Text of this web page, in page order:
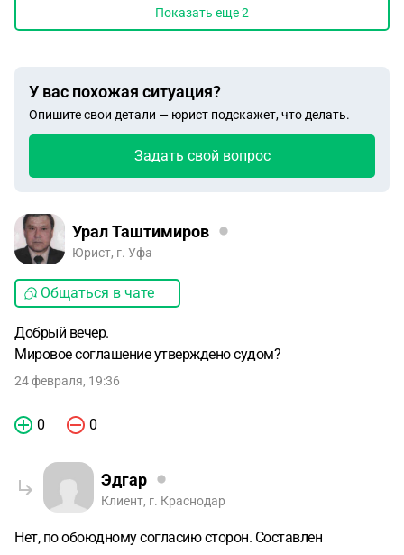
Показать еще2
У вас похожая ситуация?
Опишите свои детали — юрист подскажет, что делать.
Задать свой вопрос
Урал Таштимиров
Юрист, г. Уфа
Общаться в чате
Добрый вечер.
Мировое соглашение утверждено судом?
24 февраля, 19:36
0 0
Эдгар
Клиент, г. Краснодар
Нет, по обоюдному согласию сторон. Составлен